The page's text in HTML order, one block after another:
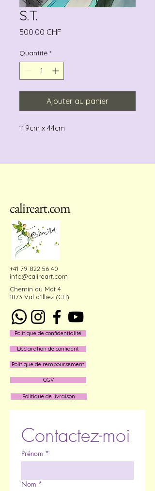
S.T.
500.00 CHF
Quantité *
Ajouter au panier
119cm x 44cm
calireart.com
+41 79 822 56 40
info@calireart.com
Chemin du Mat 4
1873 Val d'Illiez (CH)
Politique de confidentialité
Déclaration de confident
Politique de remboursement
CGV
Politique de livraison
Contactez-moi
Prénom *
Nom *